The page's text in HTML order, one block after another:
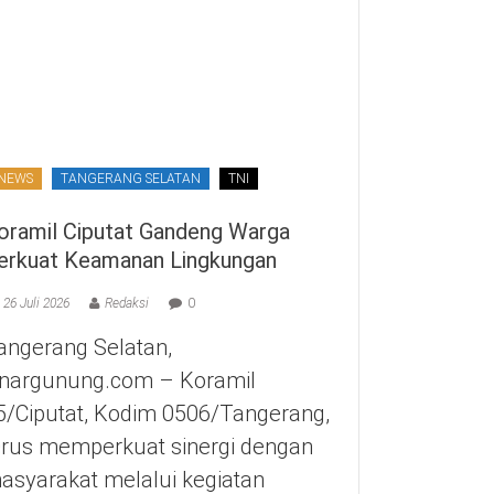
NEWS TANGERANG SELATAN TNI
Ciputat Gandeng Warga
Keamanan Lingkungan
26 Juli 2026 Redaksi 0
Selatan,
– Koramil
Ciputat, Kodim 0506/Tangerang,
memperkuat sinergi dengan
melalui kegiatan